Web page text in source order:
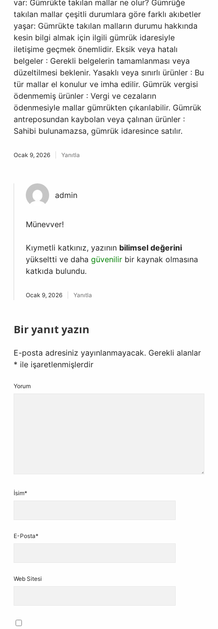
var: Gümrükte takılan mallar ne olur? Gümrüğe
takılan mallar çeşitli durumlara göre farklı akıbetler
yaşar: Gümrükte takılan malların durumu hakkında
kesin bilgi almak için ilgili gümrük idaresiyle
iletişime geçmek önemlidir. Eksik veya hatalı
belgeler : Gerekli belgelerin tamamlanması veya
düzeltilmesi beklenir. Yasaklı veya sınırlı ürünler : Bu
tür mallar el konulur ve imha edilir. Gümrük vergisi
ödenmemiş ürünler : Vergi ve cezaların
ödenmesiyle mallar gümrükten çıkarılabilir. Gümrük
antreposundan kaybolan veya çalınan ürünler :
Sahibi bulunamazsa, gümrük idaresince satılır.
Ocak 9, 2026 Yanıtla
admin
Münevver!
Kıymetli katkınız, yazının bilimsel değerini
yükseltti ve daha güvenilir bir kaynak olmasına
katkıda bulundu.
Ocak 9, 2026 Yanıtla
Bir yanıt yazın
E-posta adresiniz yayınlanmayacak. Gerekli alanlar
* ile işaretlenmişlerdir
Yorum
İsim*
E-Posta*
Web Sitesi